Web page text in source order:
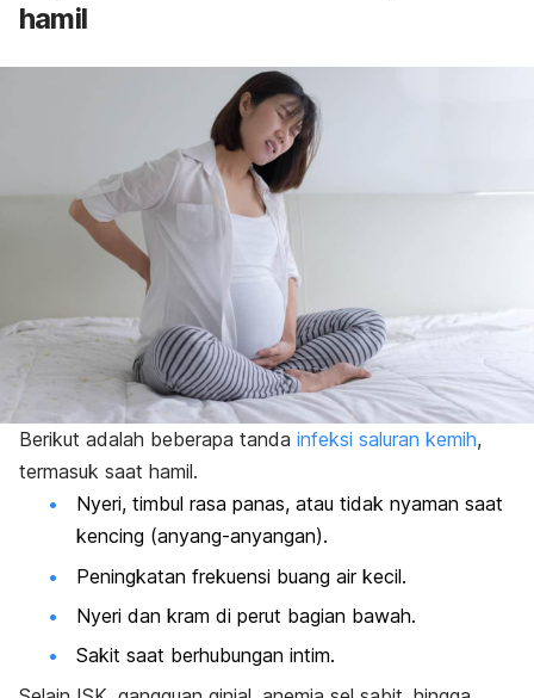
hamil
Berikut adalah beberapa tanda infeksi saluran kemih,
termasuk saat hamil.
Nyeri, timbul rasa panas, atau tidak nyaman saat
kencing (anyang-anyangan).
Peningkatan frekuensi buang air kecil.
Nyeri dan kram di perut bagian bawah.
Sakit saat berhubungan intim.